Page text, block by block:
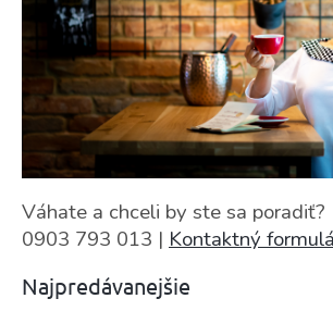
Váhate a chceli by ste sa poradiť?
0903 793 013 | Kontaktný
Najpredávanejšie